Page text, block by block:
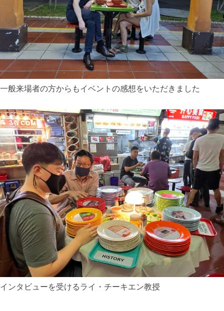
一般来場者の方からもイベントの感想をいただきました
インタビューを受けるライ・チーキエン教授